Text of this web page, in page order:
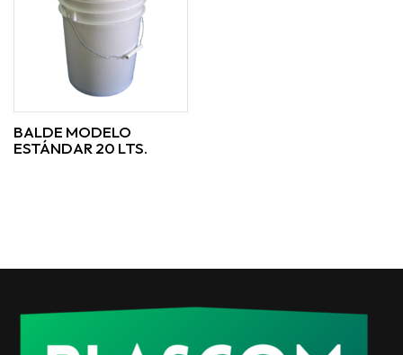
BALDE MODELO
ESTÁNDAR 20 LTS.